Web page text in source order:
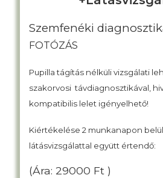
Szemfenéki
FOTÓZÁS
Pupilla tágítás nélküli vizsgálati
szakorvosi távdiagnosztikával,
kompatibilis lelet igényelhető!
Kiértékelése 2 munkanapon
látásvizsgálattal együtt értendő:
(Ára: 29000 Ft )